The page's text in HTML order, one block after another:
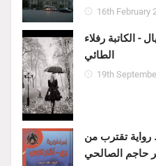
16th February
الكاتبة رفلاء
الطائي
19th
رواية تقترب من
حاجم الصالحي